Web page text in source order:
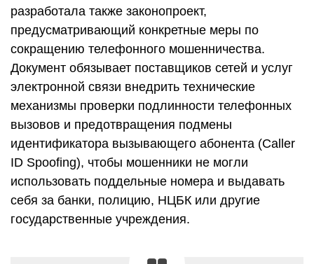
разработала также законопроект,
предусматривающий конкретные меры по
сокращению телефонного мошенничества.
Документ обязывает поставщиков сетей и услуг
электронной связи внедрить технические
механизмы проверки подлинности телефонных
вызовов и предотвращения подмены
идентификатора вызывающего абонента (Caller
ID Spoofing), чтобы мошенники не могли
использовать поддельные номера и выдавать
себя за банки, полицию, НЦБК или другие
государственные учреждения.